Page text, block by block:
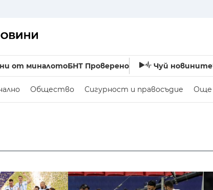
от миналотоБНТ Проверено Чуй новините
Общество Сигурност и правосъдие Още